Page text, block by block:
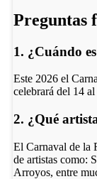
Preguntas
1. ¿Cuándo
Este 2026 el
celebrará del 14
2. ¿Qué
El Carnaval de la
de artistas como:
Arroyos, entre